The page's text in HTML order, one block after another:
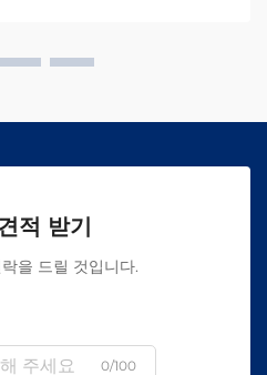
적 받기
을 드릴 것입니다.
0/100